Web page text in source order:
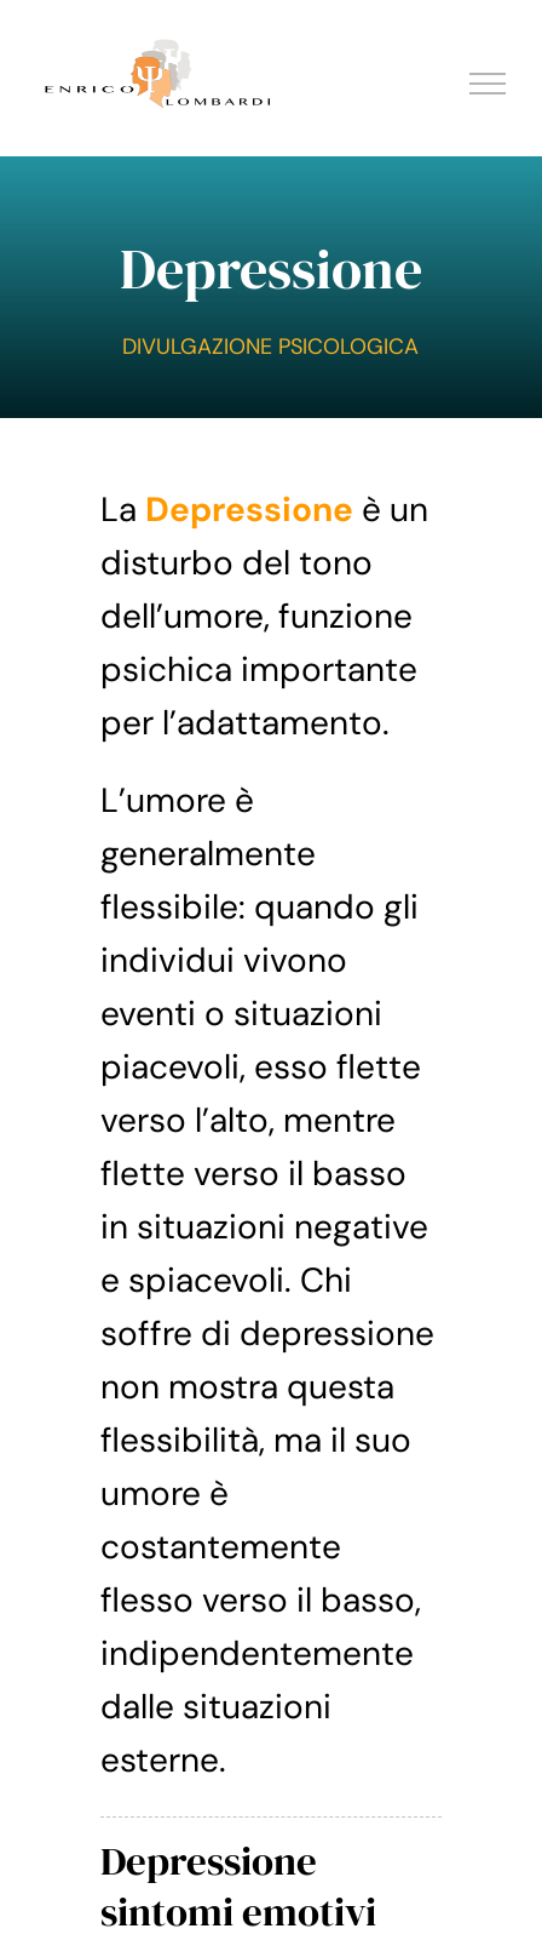
contenuto
Depressione
DIVULGAZIONE PSICOLOGICA
La Depressione è un
disturbo del tono
dell’umore, funzione
psichica importante
per l’adattamento.
L’umore è
generalmente
flessibile: quando gli
individui vivono
eventi o situazioni
piacevoli, esso flette
verso l’alto, mentre
flette verso il basso
in situazioni negative
e spiacevoli. Chi
soffre di depressione
non mostra questa
flessibilità, ma il suo
umore è
costantemente
flesso verso il basso,
indipendentemente
dalle situazioni
esterne.
Depressione
sintomi emotivi